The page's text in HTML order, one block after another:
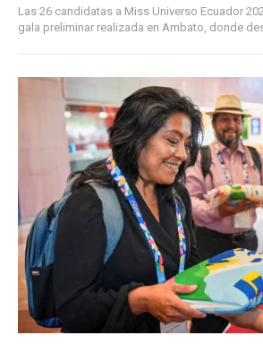
Las 26 candidatas a Miss Universo Ecuador
gala preliminar realizada en Ambato, donde